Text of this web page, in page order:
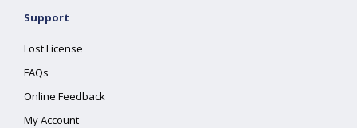
Support
Lost License
FAQs
Online Feedback
My Account